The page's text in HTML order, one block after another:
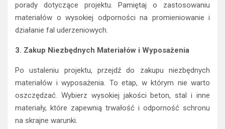
porady dotyczące projektu. Pamiętaj o zastosowaniu
materiałów o wysokiej odporności na promieniowanie i
działanie fal uderzeniowych.
3. Zakup Niezbędnych Materiałów i Wyposażenia
Po ustaleniu projektu, przejdź do zakupu niezbędnych
materiałów i wyposażenia. To etap, w którym nie warto
oszczędzać. Wybierz wysokiej jakości beton, stal i inne
materiały, które zapewnią trwałość i odporność schronu
na skrajne warunki.